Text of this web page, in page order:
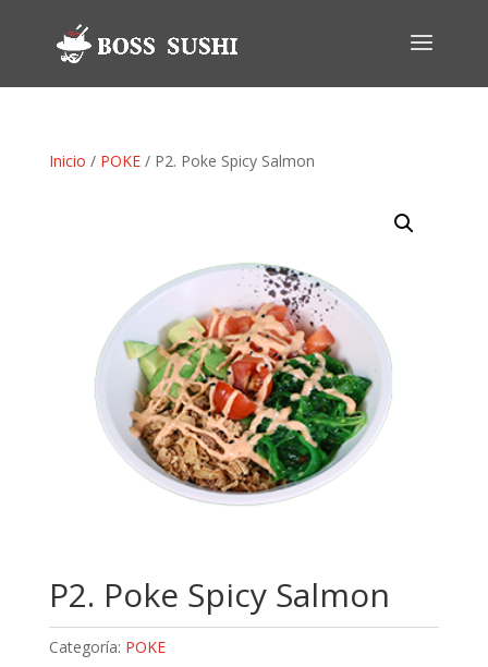
Inicio / POKE/ P2. Poke Spicy Salmon
P2. Poke Spicy Salmon
Categoría: POKE